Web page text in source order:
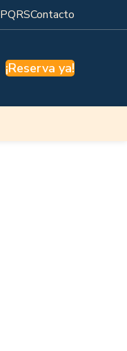
PQRSContacto
¡Reserva ya!